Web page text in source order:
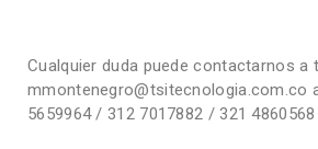
Cualquier duda puede contactarnos a
mmontenegro@tsitecnologia.com.co
5659964 / 312 7017882 / 321 4860568